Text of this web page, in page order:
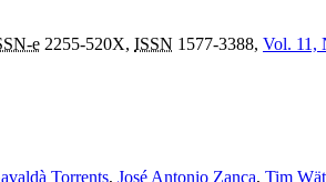
e 2255-520X, ISSN 1577-3388, Vol. 11,
Torrents, José Antonio Zanca, Tim